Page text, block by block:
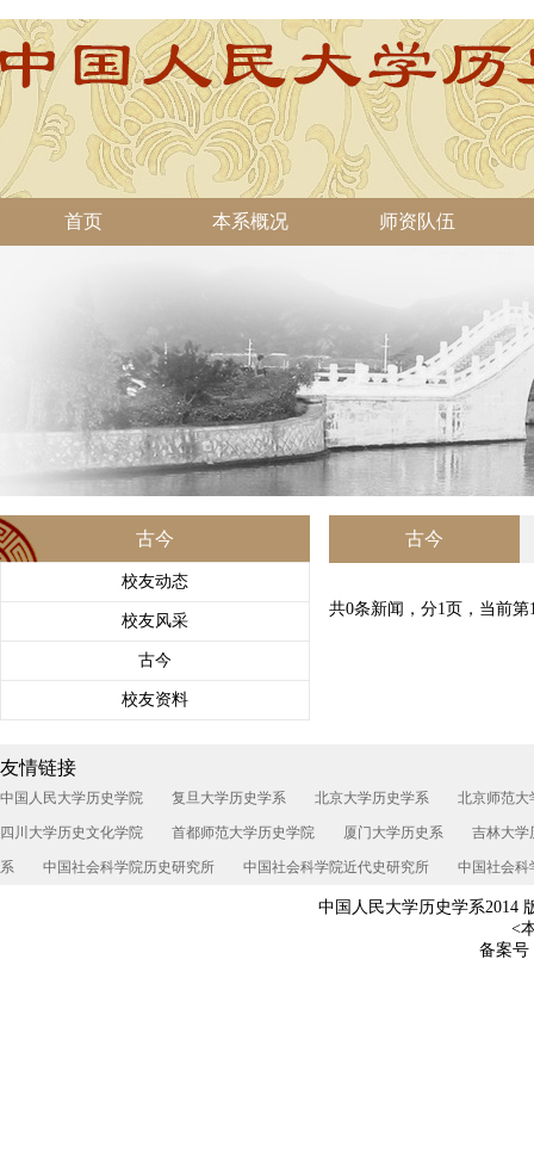
首页 本系概况 师资队伍
古今
校友动态
校友风采
古今
校友资料
古今
共0条新闻，分1页，当前第
友情链接
中国人民大学历史学院 复旦大学历史学系 北京大学历史学系 北京师范大
四川大学历史文化学院 首都师范大学历史学院 厦门大学历史系 吉林大学
系 中国社会科学院历史研究所 中国社会科学院近代史研究所 中国社会科
中国人民大学历史学系2014
<
备案号